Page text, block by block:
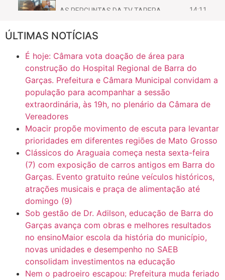
AS PERGUNTAS DA TV TAPERA 14:11
CASO SAIURY - SEM CORTES
Mini Ginásio de Aragarças- Só a bo$ta 6:31
ÚLTIMAS NOTÍCIAS
É hoje: Câmara vota doação de área para
construção do Hospital Regional de Barra do
Garças. Prefeitura e Câmara Municipal convidam a
população para acompanhar a sessão
extraordinária, às 19h, no plenário da Câmara de
Vereadores
Moacir propõe movimento de escuta para levantar
prioridades em diferentes regiões de Mato Grosso
Clássicos do Araguaia começa nesta sexta-feira
(7) com exposição de carros antigos em Barra do
Garças. Evento gratuito reúne veículos históricos,
atrações musicais e praça de alimentação até
domingo (9)
Sob gestão de Dr. Adilson, educação de Barra do
Garças avança com obras e melhores resultados
no ensinoMaior escola da história do município,
novas unidades e desempenho no SAEB
consolidam investimentos na educação
Nem o padroeiro escapou: Prefeitura muda feriado